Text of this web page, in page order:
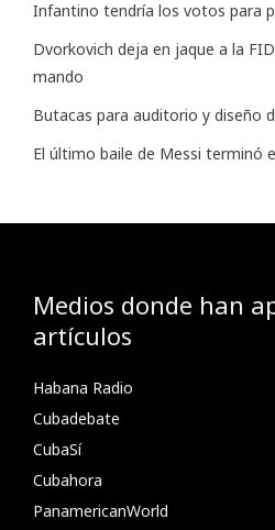
Infantino tendría los votos para
Dvorkovich deja en jaque a la
mando
Butacas para auditorio y diseño
El último baile de Messi terminó
Medios donde han
artículos
Habana Radio
Cubadebate
CubaSí
Cubahora
PanamericanWorld